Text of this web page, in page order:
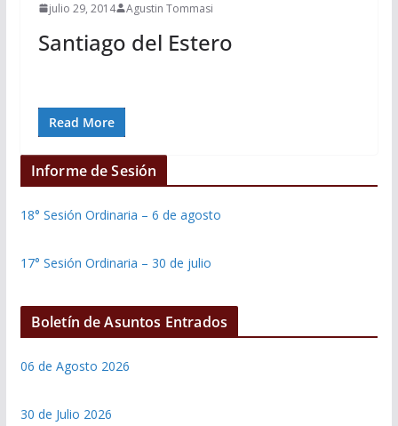
julio 29, 2014 Agustin Tommasi
Santiago del Estero
Read More
Informe de Sesión
18° Sesión Ordinaria – 6 de agosto
17° Sesión Ordinaria – 30 de julio
Boletín de Asuntos Entrados
06 de Agosto 2026
30 de Julio 2026